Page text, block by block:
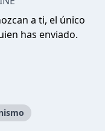
a ti, el único
has enviado.